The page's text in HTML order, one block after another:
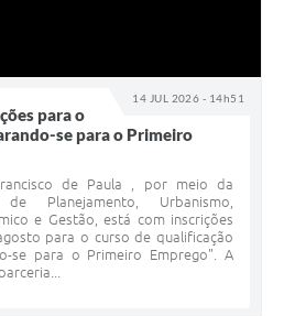
14 JUL 2026 - 14h51
para o
se para o Primeiro
de Paula , por meio da
Planejamento, Urbanismo,
e Gestão, está com inscrições
para o curso de qualificação
se para o Primeiro Emprego". A